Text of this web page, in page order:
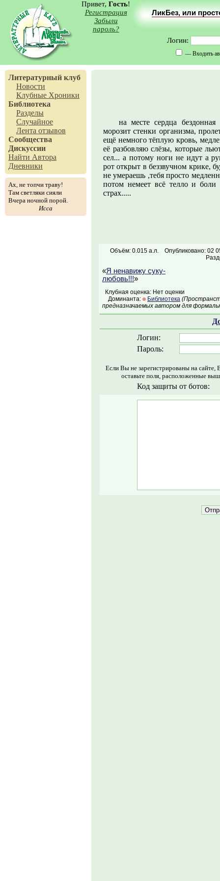
Привет, Гость!
Регистрация
Забыли
пароль?
ЛикБез, или
Логин:
— Входить
Литературный клуб
Новости
Клубные Хроники
Библиотека
Разделы
Случайное
Лента отзывов
Сообщества
Дискуссии
Найти Автора
Дневники
Ах, не топчи траву!
Там светляки сияли
Вчера ночной порой.
Исса
на месте сердца
морозит стенки организма,
ещё немного тёплую кровь,
её разбовляю слёзы, которые
сел... а потому ноги не идут а
рот открыт в беззвучном крике,
не умераешь ,тебя просто
потом немеет всё телло и
страх.....
Объём: 0.015 а.л.
Опубликовано: 02
«Я ненавижу суку-
любовь!!!»
Клубная оценка: Нет оценки
Доминанта:
Библиотека
предназначаемых автором для
Логин:
Пароль:
Если Вы не зарегистрированы на
оставьте поля, расположенные
Код защиты от ботов: